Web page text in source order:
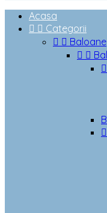
Acasa
  Categorii
  Baloane
 

